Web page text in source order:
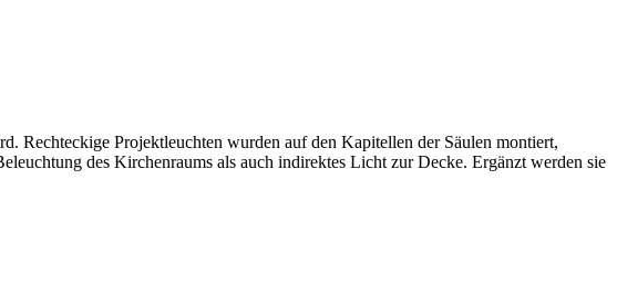
Rechteckige Projektleuchten wurden auf den Kapitellen der Säulen montiert,
des Kirchenraums als auch indirektes Licht zur Decke. Ergänzt werden sie